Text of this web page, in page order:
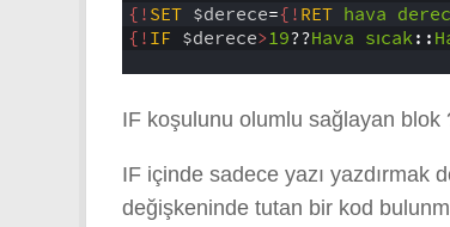
{!SET $derece={!RET hava
{!IF $derece>19??Hava sıcak::
IF koşulunu olumlu sağlayan
IF içinde sadece yazı yazdırmak
değişkeninde tutan bir kod